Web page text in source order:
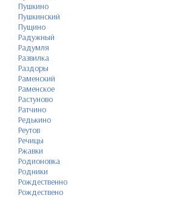
Пушкино
Пушкинский
Пущино
Радужный
Радумля
Развилка
Раздоры
Раменский
Раменское
Растуново
Ратчино
Редькино
Реутов
Речицы
Ржавки
Родионовка
Родники
Рождественно
Рождествено